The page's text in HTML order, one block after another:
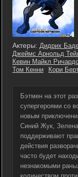
Актеры: Дидрих
Джеймс Арнольд
Кевин Майкл
Том Кенни
Кори
Бэтмен на этот
супергероями со
новым
Синий Жук,
поддерживают
действия
часто будет
незнакомыми